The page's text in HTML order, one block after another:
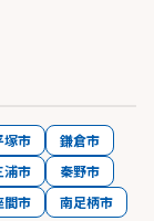
塚市
鎌倉市
浦市
秦野市
間市
南足柄市